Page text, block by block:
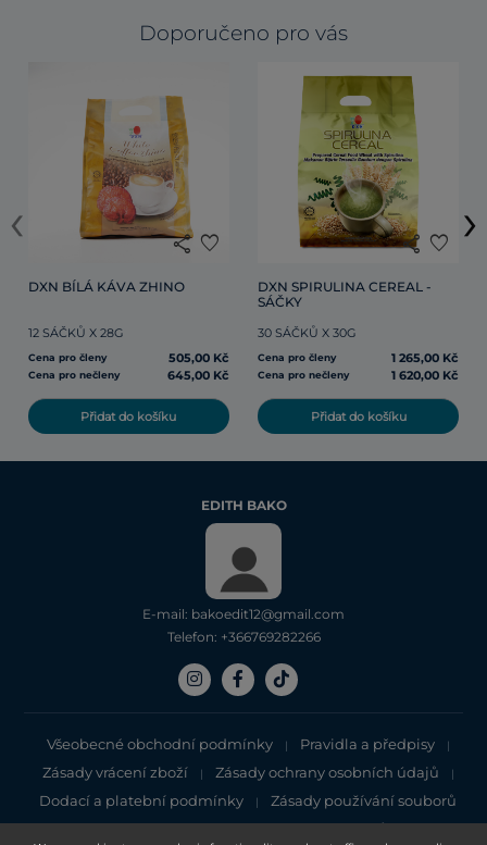
Doporučeno pro vás
share favorite
DXN BÍLÁ KÁVA ZHINO
12 SÁČKŮ X 28G
Cena pro členy 505,00 Kč
Cena pro nečleny 645,00 Kč
Přidat do košíku
share favorite
DXN SPIRULINA CEREAL -
SÁČKY
30 SÁČKŮ X 30G
Cena pro členy 1 265,00 Kč
Cena pro nečleny 1 620,00 Kč
Přidat do košíku
‹ ›
EDITH BAKO
E-mail: bakoedit12@gmail.com
Telefon: +366769282266
Všeobecné obchodní podmínky | Pravidla a předpisy |
Zásady vrácení zboží | Zásady ochrany osobních údajů |
Dodací a platební podmínky |
Zásady používání souborů
cookie
Zásady ochrany osobních údajů